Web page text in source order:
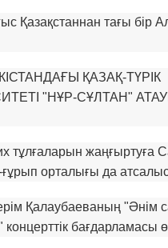
Қазақстаннан тағы бір
ҚАЗАҚ-ТҮРІК
"НҰР-СҰЛТАН"
тұлғаларын жаңғыртуға
орталығы да
Қалаубаеваның "Әнім
концерттік бағдарламасы